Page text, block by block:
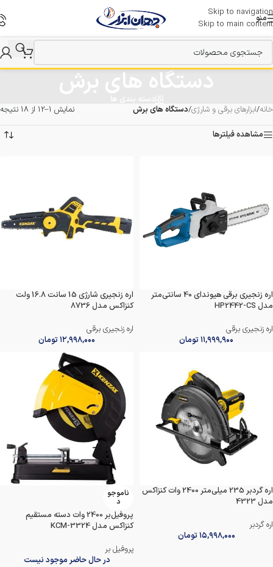
Skip to navigation
Skip to main content
منو
دستگاه های برش
خانه/ابزارهای برقی و شارژی/دستگاه های برش نمایش 1–12 از 18 نتیجه
مشاهده فیلترها
اره زنجیری برقی هیوندای 40 سانتی‌متر
مدل HP2442-CS
اره زنجیری برقی
۱۱,۹۹۹,۹۰۰تومان
اره زنجیری شارژی 15 سانت 16.8 ولت
کنزاکس مدل 8736
اره زنجیری برقی
۱۲,۹۹۸,۰۰۰تومان
اره گردبر 235 میلی‌متر 2400 وات کنزاکس
مدل 4323
اره گردبر
۱۵,۹۹۸,۰۰۰تومان
ناموجو
د
پروفیل‌بر 2400 وات دسته مستقیم
کنزاکس مدل 3324-KCM
پروفیل بر
در حال حاضر موجود نیست